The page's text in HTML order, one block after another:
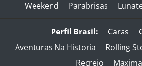
Weekend
Parabrisas
Perfil Brasil: Caras
Aventuras Na Historia
Rolling
Recreio
Maxima